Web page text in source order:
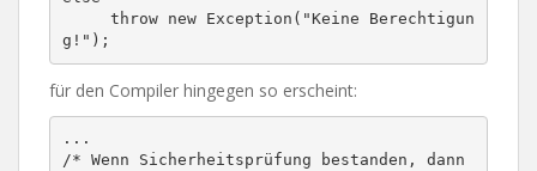
g!");
für den Compiler hingegen so erscheint:
...
/* Wenn Sicherheitsprüfung bestanden, dann